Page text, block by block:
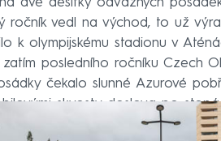
dvě desítky odvážných
ročník vedl na východ, to už
k olympijskému stadionu v
zatím posledního ročníku Czech
čekalo slunné Azurové
skvosty doslova po